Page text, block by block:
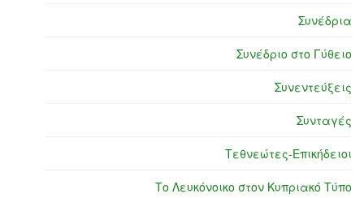
Συνέδρια
Συνέδριο στο Γύθειο
Συνεντεύξεις
Συνταγές
Τεθνεώτες-Επικήδειοι
Το Λευκόνοικο στον Κυπριακό Τύπο